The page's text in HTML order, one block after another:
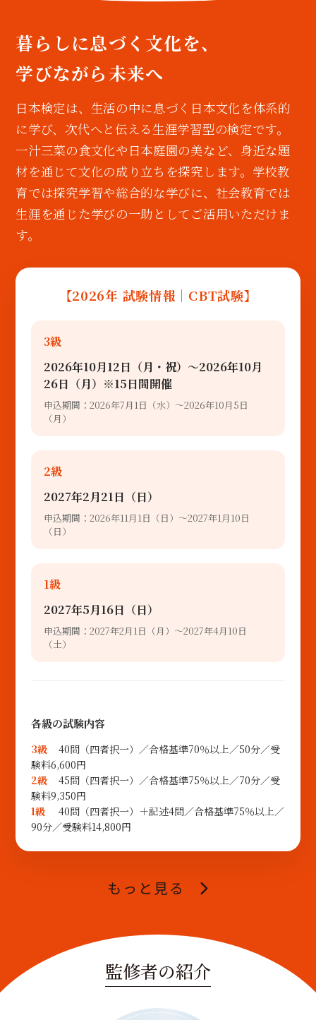
暮らしに息づく文化を、
学びながら未来へ
日本検定は、生活の中に息づく日本文化を体系的
に学び、次代へと伝える生涯学習型の検定です。
一汁三菜の食文化や日本庭園の美など、身近な題
材を通じて文化の成り立ちを探究します。学校教
育では探究学習や総合的な学びに、社会教育では
生涯を通じた学びの一助としてご活用いただけま
す。
【2026年 試験情報｜CBT試験】
3級
2026年10月12日（月・祝）〜2026年10月
26日（月）※15日間開催
申込期間：2026年7月1日（水）～2026年10月5日
（月）
2級
2027年2月21日（日）
申込期間：2026年11月1日（日）～2027年1月10日
（日）
1級
2027年5月16日（日）
申込期間：2027年2月1日（月）～2027年4月10日
（土）
各級の試験内容
3級
40問（四者択一）／合格基準70％以上／50分／受
験料6,600円
2級
45問（四者択一）／合格基準75％以上／70分／受
験料9,350円
1級
40問（四者択一）＋記述4問／合格基準75％以上／
90分／受験料14,800円
もっと見る
監修者の紹介